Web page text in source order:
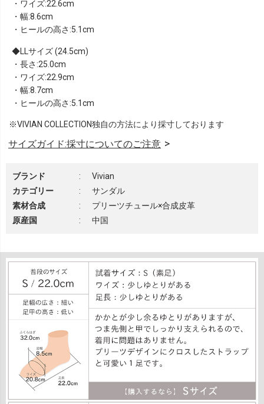
・ワイズ:22.6cm
・幅:8.6cm
・ヒールの高さ:5.1cm
LLサイズ (24.5cm)
・長さ:25.0cm
・ワイズ:22.9cm
・幅:8.7cm
・ヒールの高さ:5.1cm
※VIVIAN COLLECTION独自の方法により採寸しております
サイズガイド:採寸についてのご注意
ブランド :
Vivian
カテゴリー
:
サンダル
素材合成
:
プリーツチュール×合成皮革
原産国
: 中国